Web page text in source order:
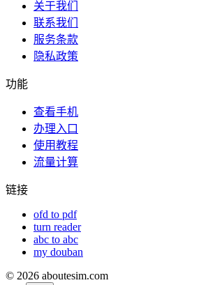
关于我们
联系我们
服务条款
隐私政策
功能
查看手机
办理入口
使用教程
流量计算
链接
ofd to pdf
turn reader
abc to abc
my douban
© 2026 aboutesim.com